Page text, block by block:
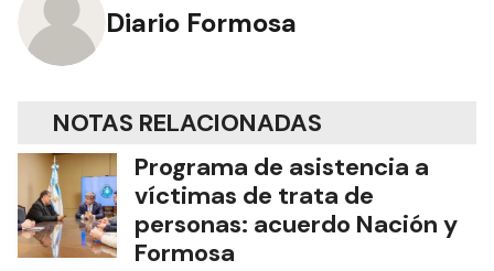
Diario Formosa
NOTAS RELACIONADAS
Programa de asistencia a
víctimas de trata de
personas: acuerdo Nación y
Formosa